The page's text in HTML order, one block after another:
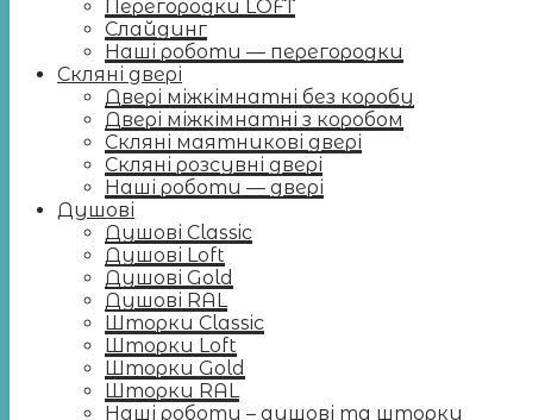
Перегородки LOFT
Слайдинг
Наші роботи — перегородки
Скляні двері
Двері міжкімнатні без коробу
Двері міжкімнатні з коробом
Скляні маятникові двері
Скляні розсувні двері
Наші роботи — двері
Душові
Душові Classic
Душові Loft
Душові Gold
Душові RAL
Шторки Classic
Шторки Loft
Шторки Gold
Шторки RAL
Наші роботи – душові та шторки